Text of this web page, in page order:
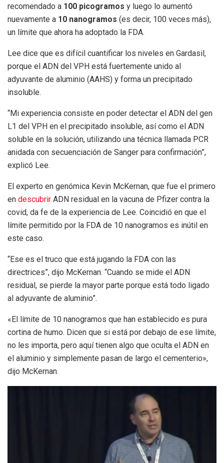
recomendado a 100 picogramos y luego lo aumentó
nuevamente a 10 nanogramos (es decir, 100 veces más),
un límite que ahora ha adoptado la FDA.
Lee dice que es difícil cuantificar los niveles en Gardasil,
porque el ADN del VPH está fuertemente unido al
adyuvante de aluminio (AAHS) y forma un precipitado
insoluble.
“Mi experiencia consiste en poder detectar el ADN del gen
L1 del VPH en el precipitado insoluble, así como el ADN
soluble en la solución, utilizando una técnica llamada PCR
anidada con secuenciación de Sanger para confirmación”,
explicó Lee.
El experto en genómica Kevin McKernan, que fue el primero
en descubrir ADN residual en la vacuna de Pfizer contra la
covid, da fe de la experiencia de Lee. Coincidió en que el
límite permitido por la FDA de 10 nanogramos es inútil en
este caso.
“Ese es el truco que está jugando la FDA con las
directrices”, dijo McKernan. “Cuando se mide el ADN
residual, se pierde la mayor parte porque está todo ligado
al adyuvante de aluminio”.
«El límite de 10 nanogramos que han establecido es pura
cortina de humo. Dicen que si está por debajo de ese límite,
no les importa, pero aquí tienen algo que oculta el ADN en
el aluminio y simplemente pasan de largo el cementerio»,
dijo McKernan.